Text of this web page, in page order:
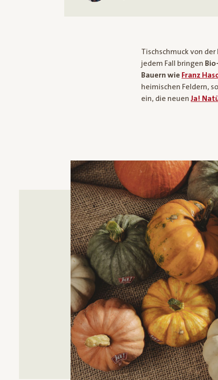
Tischschmuck von
jedem Fall bringen
Bauern wie Franz
heimischen Feldern,
ein, die neuen Ja!